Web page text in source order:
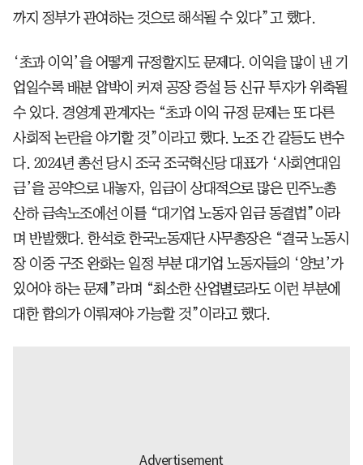
까지 정부가 관여하는 것으로 해석될 수 있다”고 했다.
‘초과 이익’을 어떻게 규정할지도 문제다. 이익을 많이 낸 기
업일수록 배분 압박이 커져 공장 증설 등 신규 투자가 위축될
수 있다. 경영계 관계자는 “초과 이익 규정 문제는 또 다른
사회적 논란을 야기할 것”이라고 했다. 노조 간 갈등도 변수
다. 2024년 총선 당시 조국 조국혁신당 대표가 ‘사회연대임
금’을 공약으로 내놓자, 임금이 상대적으로 많은 민주노총
산하 금속노조에선 이를 “대기업 노동자 임금 동결법”이라
며 반발했다. 한석호 한국노동재단 사무총장은 “결국 노동시
장 이중 구조 완화는 일정 부분 대기업 노동자들의 ‘양보’가
있어야 하는 문제”라며 “최소한 산업별로라도 이런 부분에
대한 합의가 이뤄져야 가능할 것”이라고 했다.